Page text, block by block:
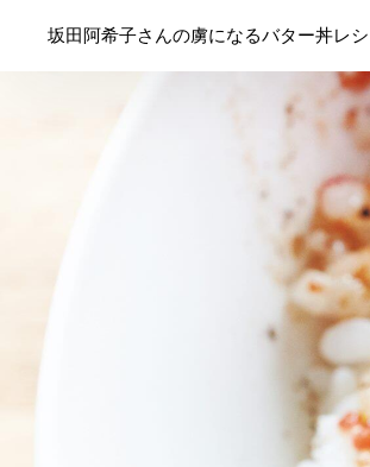
坂田阿希子さんの虜になるバター丼レ